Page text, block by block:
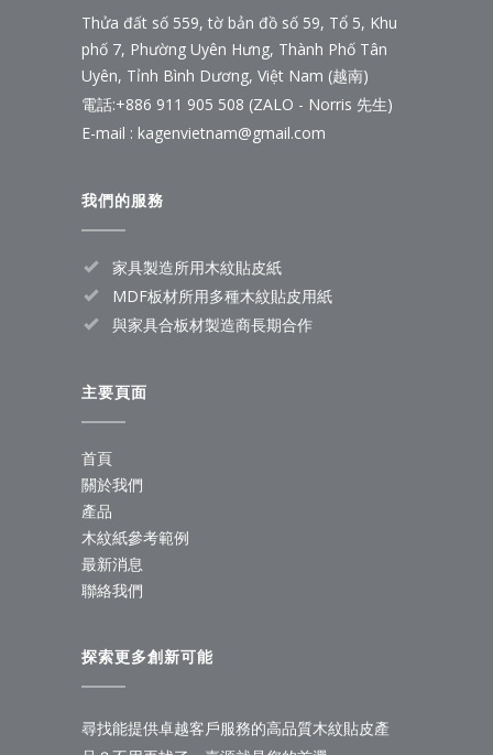
Thửa đất số 559, tờ bản đồ số 59, Tổ 5, Khu
phố 7, Phường Uyên Hưng, Thành Phố Tân
Uyên, Tỉnh Bình Dương, Việt Nam (越南)
電話:+886 911 905 508 (ZALO - Norris 先生)
E-mail : kagenvietnam@gmail.com
我們的服務
家具製造所用木紋貼皮紙
MDF板材所用多種木紋貼皮用紙
與家具合板材製造商長期合作
主要頁面
首頁
關於我們
產品
木紋紙參考範例
最新消息
聯絡我們
探索更多創新可能
尋找能提供卓越客戶服務的高品質木紋貼皮產